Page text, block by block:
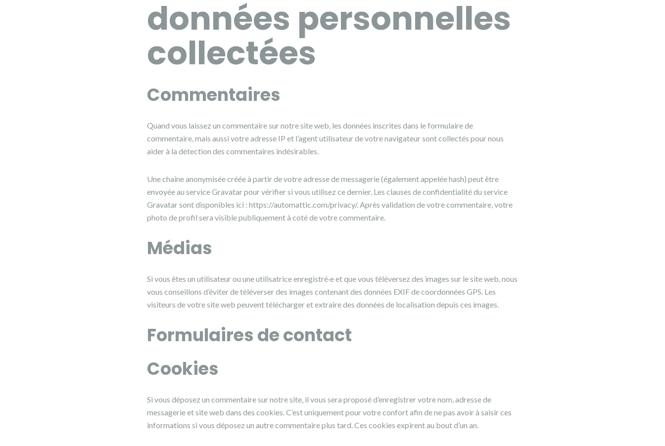
données personnelles
collectées
Commentaires
Quand vous laissez un commentaire sur notre site web, les données inscrites dans le formulaire de
commentaire, mais aussi votre adresse IP et l’agent utilisateur de votre navigateur sont collectés pour nous
aider à la détection des commentaires indésirables.
Une chaîne anonymisée créée à partir de votre adresse de messagerie (également appelée hash) peut être
envoyée au service Gravatar pour vérifier si vous utilisez ce dernier. Les clauses de confidentialité du service
Gravatar sont disponibles ici : https://automattic.com/privacy/. Après validation de votre commentaire, votre
photo de profil sera visible publiquement à coté de votre commentaire.
Médias
Si vous êtes un utilisateur ou une utilisatrice enregistré·e et que vous téléversez des images sur le site web, nous
vous conseillons d’éviter de téléverser des images contenant des données EXIF de coordonnées GPS. Les
visiteurs de votre site web peuvent télécharger et extraire des données de localisation depuis ces images.
Formulaires de contact
Cookies
Si vous déposez un commentaire sur notre site, il vous sera proposé d’enregistrer votre nom, adresse de
messagerie et site web dans des cookies. C’est uniquement pour votre confort afin de ne pas avoir à saisir ces
informations si vous déposez un autre commentaire plus tard. Ces cookies expirent au bout d’un an.